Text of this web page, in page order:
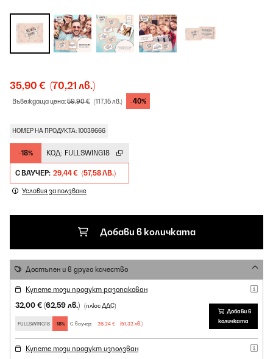
35,90 € (70,21 лв.)
Въвеждаща цена:59,90 € (117,15 лв.) -40%
НОМЕР НА ПРОДУКТА: 10039666
-18% КОД: FULLSWING18
С ВАУЧЕР: 29,44 € (57,58 ЛВ.)
Условия за ползване
Добави в количката
Достъпен и в друго качество
Купете този продукт разопакован
32,00 € (62,59 лв.) (плюс ДДС)
FULLSWING18 -18% С ваучер: 26,24 € (51,32 лв.)
Добави в
количката
Купете този продукт използван